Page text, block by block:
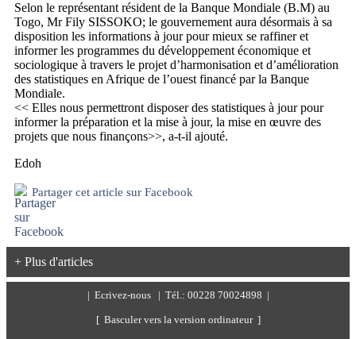
Selon le représentant résident de la Banque Mondiale (B.M) au
Togo, Mr Fily SISSOKO; le gouvernement aura désormais à sa
disposition les informations à jour pour mieux se raffiner et
informer les programmes du développement économique et
sociologique à travers le projet d’harmonisation et d’amélioration
des statistiques en Afrique de l’ouest financé par la Banque
Mondiale.
<< Elles nous permettront disposer des statistiques à jour pour
informer la préparation et la mise à jour, la mise en œuvre des
projets que nous finançons>>, a-t-il ajouté.
Edoh
Partager cet article sur Facebook
+ Plus d'articles
Ecrivez-nous | Tél.: 00228 70024898 |
[ Basculer vers la version ordinateur ]